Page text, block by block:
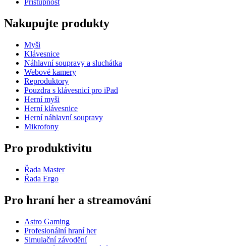
Přístupnost
Nakupujte produkty
Myši
Klávesnice
Náhlavní soupravy a sluchátka
Webové kamery
Reproduktory
Pouzdra s klávesnicí pro iPad
Herní myši
Herní klávesnice
Herní náhlavní soupravy
Mikrofony
Pro produktivitu
Řada Master
Řada Ergo
Pro hraní her a streamování
Astro Gaming
Profesionální hraní her
Simulační závodění